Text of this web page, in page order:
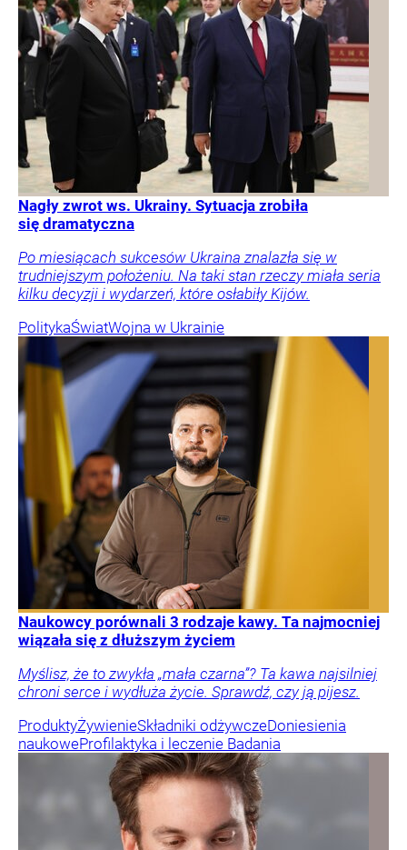
Nagły zwrot ws. Ukrainy. Sytuacja zrobiła
się dramatyczna
Po miesiącach sukcesów Ukraina znalazła się w
trudniejszym położeniu. Na taki stan rzeczy miała seria
kilku decyzji i wydarzeń, które osłabiły Kijów.
PolitykaŚwiatWojna w Ukrainie
Naukowcy porównali 3 rodzaje kawy. Ta najmocniej
wiązała się z dłuższym życiem
Myślisz, że to zwykła „mała czarna”? Ta kawa najsilniej
chroni serce i wydłuża życie. Sprawdź, czy ją pijesz.
ProduktyŻywienieSkładniki odżywczeDoniesienia
naukoweProfilaktyka i leczenie Badania